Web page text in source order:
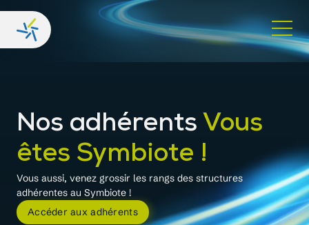
Nos adhérents Vous
êtes Symbiote !
Vous aussi, venez grossir les rangs des structures
adhérentes au Symbiote !
Accéder aux adhérents